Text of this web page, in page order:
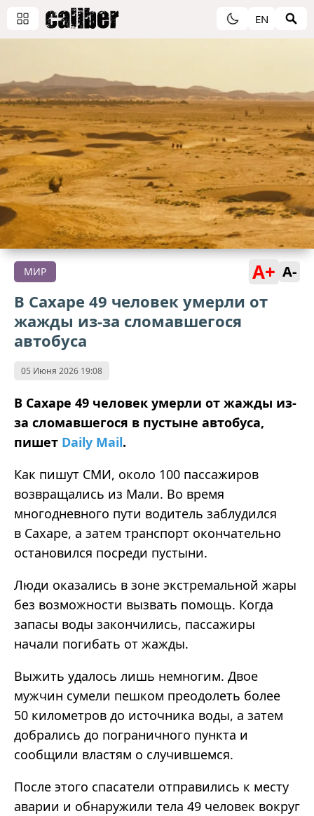
EN
МИР A+ A-
В Сахаре 49 человек умерли от
жажды из-за сломавшегося
автобуса
05 Июня 2026 19:08
В Сахаре 49 человек умерли от жажды из-
за сломавшегося в пустыне автобуса,
пишет Daily Mail.
Как пишут СМИ, около 100 пассажиров
возвращались из Мали. Во время
многодневного пути водитель заблудился
в Сахаре, а затем транспорт окончательно
остановился посреди пустыни.
Люди оказались в зоне экстремальной жары
без возможности вызвать помощь. Когда
запасы воды закончились, пассажиры
начали погибать от жажды.
Выжить удалось лишь немногим. Двое
мужчин сумели пешком преодолеть более
50 километров до источника воды, а затем
добрались до пограничного пункта и
сообщили властям о случившемся.
После этого спасатели отправились к месту
аварии и обнаружили тела 49 человек вокруг